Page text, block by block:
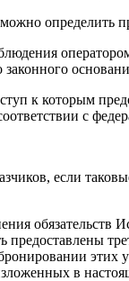
к которым
с
если
предоставлены
в